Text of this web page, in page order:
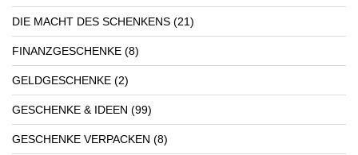
DIE MACHT DES SCHENKENS (21)
FINANZGESCHENKE (8)
GELDGESCHENKE (2)
GESCHENKE & IDEEN (99)
GESCHENKE VERPACKEN (8)